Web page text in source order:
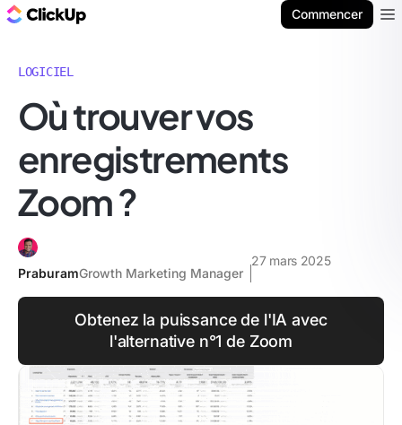
Commencer
LOGICIEL
Où trouver vos
enregistrements
Zoom ?
PraburamGrowth Marketing Manager
27 mars 2025
Obtenez la puissance de l'IA avec
l'alternative n°1 de Zoom